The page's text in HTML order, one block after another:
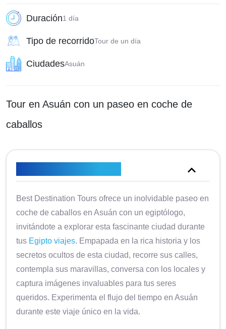
Duración1 día
Tipo de recorridoTour de un día
CiudadesAsuán
Tour en Asuán con un paseo en coche de
caballos
Best Destination Tours ofrece un inolvidable paseo en
coche de caballos en Asuán con un egiptólogo,
invitándote a explorar esta fascinante ciudad durante
tus Egipto viajes. Empapada en la rica historia y los
secretos ocultos de esta ciudad, recorre sus calles,
contempla sus maravillas, conversa con los locales y
captura imágenes invaluables para tus seres
queridos. Experimenta el flujo del tiempo en Asuán
durante este viaje único en la vida.